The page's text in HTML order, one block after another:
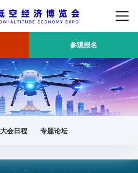
参观报名
大会日程 专题论坛